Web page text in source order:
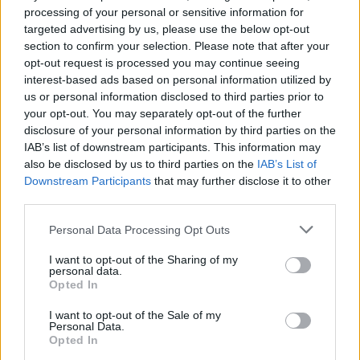
processing of your personal or sensitive information for
targeted advertising by us, please use the below opt-out
section to confirm your selection. Please note that after your
opt-out request is processed you may continue seeing
interest-based ads based on personal information utilized by
us or personal information disclosed to third parties prior to
your opt-out. You may separately opt-out of the further
disclosure of your personal information by third parties on the
IAB’s list of downstream participants. This information may
also be disclosed by us to third parties on the IAB’s List of
Downstream Participants that may further disclose it to other
Personal Data Processing Opt Outs
I want to opt-out of the Sharing of my
personal data.
Opted In
I want to opt-out of the Sale of my
Personal Data.
Opted In
Udinese-Fiorentina, chi non schierare al
Fantacalcio
Kabasele(Udinese): Occhio agli errori in
costruzione.
Giannetti(Udinese): Potrebbe soffrire non
poco contro Kean.
Richardson (Fiorentina): Tanto lavoro
Fantacalcio, le sorprese di Udinese-
Fiorentina
Atta(Udinese): I suoi inserimenti